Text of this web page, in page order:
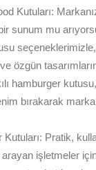
Kutuları:
sunum mu
seçeneklerimizle,
özgün
hamburger
bırakarak
Pratik,
işletmeler